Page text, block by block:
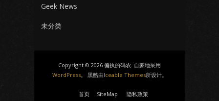
Geek News
未分类
Copyright © 2026 偏执的码农. 自豪地采用
WordPress。 黑酷由Iceable Themes所设计。
首页 SiteMap 隐私政策